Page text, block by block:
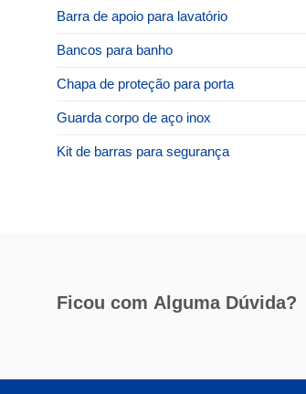
Barra de apoio para lavatório
Bancos para banho
Chapa de proteção para porta
Guarda corpo de aço inox
Kit de barras para segurança
Ficou com Alguma Dúvida?